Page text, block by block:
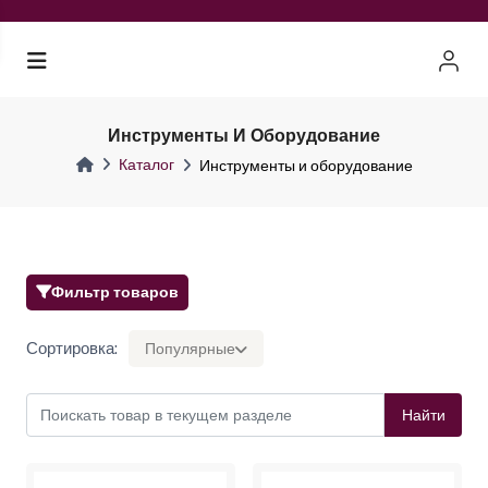
Инструменты И Оборудование
Каталог Инструменты и оборудование
Фильтр товаров
Сортировка: Популярные
Найти